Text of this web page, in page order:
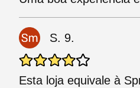
S. 9.
Esta loja equivale à